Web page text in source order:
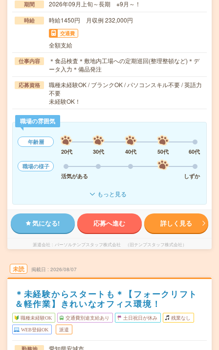
期間 2026年09月上旬～長期 ※9月～！
時給 時給1450円 月収例 232,000円
交通費
全額支給
仕事内容
＊食品検査＊敷地内工場への定期巡回(整理整頓など)＊デ
ータ入力＊備品発注
応募資格
職種未経験OK / ブランクOK / パソコンスキル不要 / 英語力
不要
未経験OK！
職場の雰囲気
年齢層
20代
30代 40代 50代
60代
職場の様子
活気がある
しずか
もっと見る
気になる! 応募へ進む 詳しく見る
派遣会社 パーソルテンプスタッフ株式会社 （旧テンプスタッフ株式会社）
未読 掲載日 2026/08/07
＊未経験からスタートも＊【フォークリフト
＆軽作業】きれいなオフィス環境！
職種未経験OK 交通費別途支給あり 土日祝日が休み 残業なし
WEB登録OK 派遣
愛知県安城市